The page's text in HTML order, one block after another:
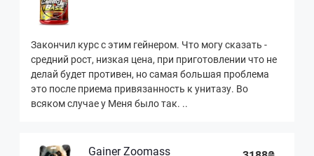
Закончил курс с этим гейнером. Что могу сказать -
средний рост, низкая цена, при приготовлении что не
делай будет противен, но самая большая проблема
это после приема привязанность к унитазу. Во
всяком случае у Меня было так. ..
Gainer Zoomass